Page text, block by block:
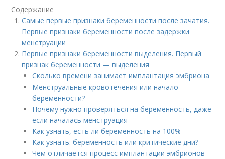
Содержание
Самые первые признаки беременности после зачатия.
Первые признаки беременности после задержки
менструации
Первые признаки беременности выделения. Первый
признак беременности — выделения
Сколько времени занимает имплантация эмбриона
Менструальные кровотечения или начало
беременности?
Почему нужно проверяться на беременность, даже
если началась менструация
Как узнать, есть ли беременность на 100%
Как узнать: беременность или критические дни?
Чем отличается процесс имплантации эмбрионов